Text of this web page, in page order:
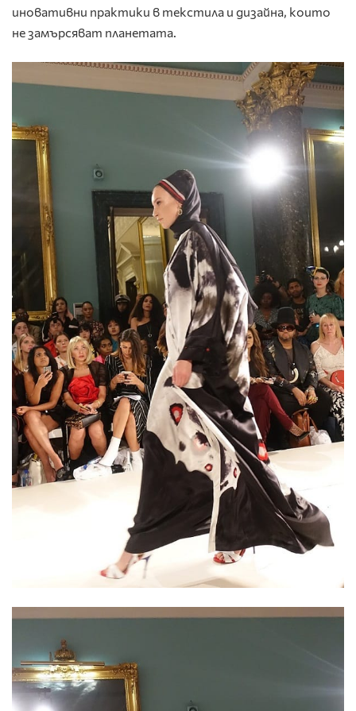
иновативни практики в текстила и дизайна, които
не замърсяват планетата.